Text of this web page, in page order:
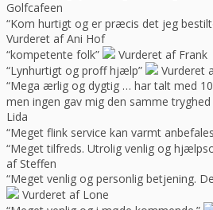
Golfcafeen
“Kom hurtigt og er præcis det jeg
Vurderet af Ani Hof
“kompetente folk”
Vurderet af Frank
“Lynhurtigt og proff hjælp”
Vurderet
“Mega ærlig og dygtig … har talt med
men ingen gav mig den samme
Lida
“Meget flink service kan varmt
“Meget tilfreds. Utrolig venlig og
af Steffen
“Meget venlig og personlig betjening.
Vurderet af Lone